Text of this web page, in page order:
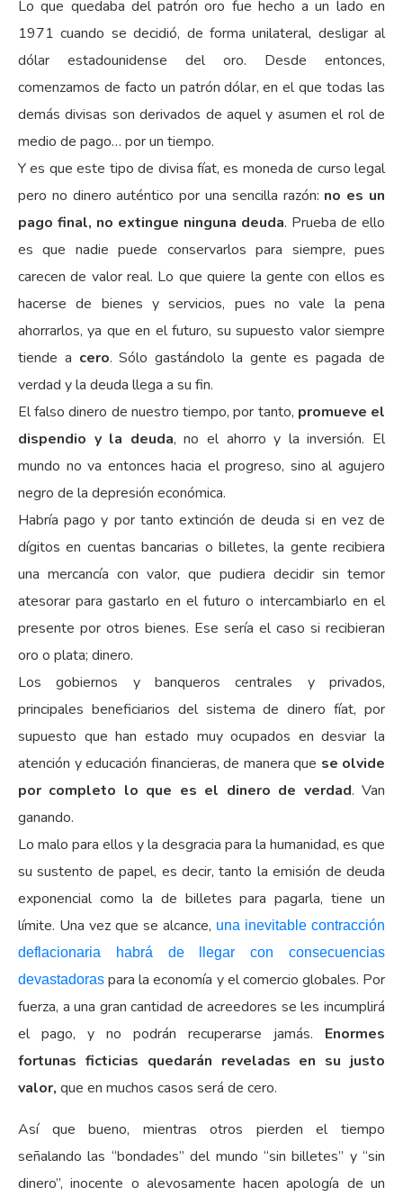
Lo que quedaba del patrón oro fue hecho a un lado en
1971 cuando se decidió, de forma unilateral, desligar al
dólar estadounidense del oro. Desde entonces,
comenzamos de facto un patrón dólar, en el que todas las
demás divisas son derivados de aquel y asumen el rol de
medio de pago… por un tiempo.
Y es que este tipo de divisa fíat, es moneda de curso legal
pero no dinero auténtico por una sencilla razón: no es un
pago final, no extingue ninguna deuda. Prueba de ello
es que nadie puede conservarlos para siempre, pues
carecen de valor real. Lo que quiere la gente con ellos es
hacerse de bienes y servicios, pues no vale la pena
ahorrarlos, ya que en el futuro, su supuesto valor siempre
tiende a cero. Sólo gastándolo la gente es pagada de
verdad y la deuda llega a su fin.
El falso dinero de nuestro tiempo, por tanto, promueve el
dispendio y la deuda, no el ahorro y la inversión. El
mundo no va entonces hacia el progreso, sino al agujero
negro de la depresión económica.
Habría pago y por tanto extinción de deuda si en vez de
dígitos en cuentas bancarias o billetes, la gente recibiera
una mercancía con valor, que pudiera decidir sin temor
atesorar para gastarlo en el futuro o intercambiarlo en el
presente por otros bienes. Ese sería el caso si recibieran
oro o plata; dinero.
Los gobiernos y banqueros centrales y privados,
principales beneficiarios del sistema de dinero fíat, por
supuesto que han estado muy ocupados en desviar la
atención y educación financieras, de manera que se olvide
por completo lo que es el dinero de verdad. Van
ganando.
Lo malo para ellos y la desgracia para la humanidad, es que
su sustento de papel, es decir, tanto la emisión de deuda
exponencial como la de billetes para pagarla, tiene un
límite. Una vez que se alcance, una inevitable contracción
deflacionaria habrá de llegar con consecuencias
devastadoraspara la economía y el comercio globales. Por
fuerza, a una gran cantidad de acreedores se les incumplirá
el pago, y no podrán recuperarse jamás. Enormes
fortunas ficticias quedarán reveladas en su justo
valor, que en muchos casos será de cero.
Así que bueno, mientras otros pierden el tiempo
señalando las “bondades” del mundo “sin billetes” y “sin
dinero”, inocente o alevosamente hacen apología de un